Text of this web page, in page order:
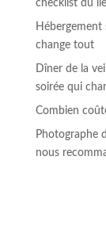
checklist du
change tout
Dîner de la
soirée qui
Combien
Photographe
nous